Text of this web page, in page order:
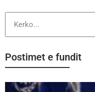
Postimet e fundit